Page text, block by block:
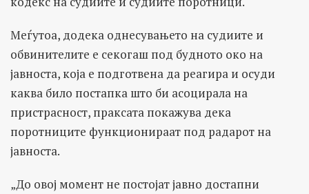
Меѓутоа, додека однесувањето на судиите и
обвинителите е секогаш под будното око на
јавноста, која е подготвена да реагира и осуди
каква било постапка што би асоцирала на
пристрасност, праксата покажува дека
поротниците функционираат под радарот на
јавноста.
„До овој момент не постојат јавно достапни